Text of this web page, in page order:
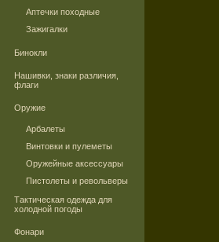
Аптечки походные
Зажигалки
Бинокли
Нашивки, знаки различия,
флаги
Оружие
Арбалеты
Винтовки и пулеметы
Оружейные аксессуары
Пистолеты и револьверы
Тактическая одежда для
холодной погоды
Фонари